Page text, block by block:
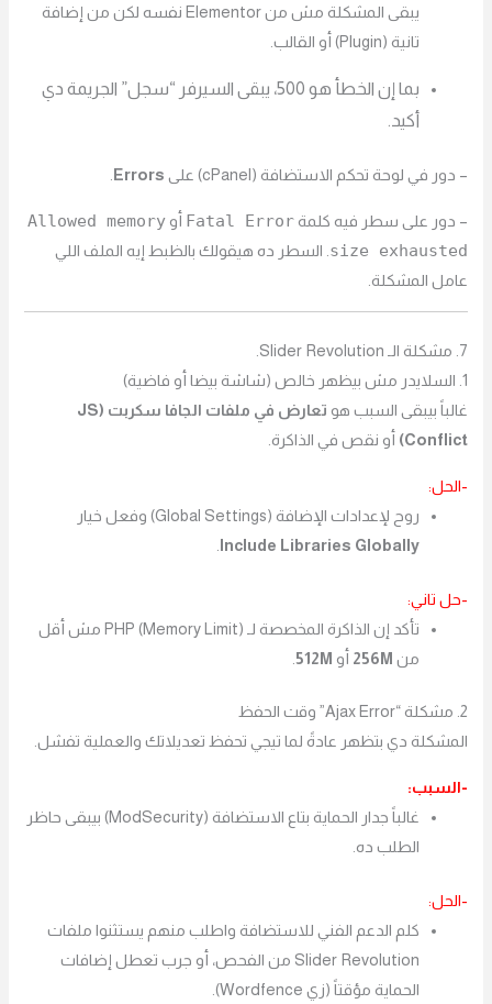
يبقى المشكلة مش من Elementor نفسه لكن من إضافة
تانية (Plugin) أو القالب.
بما إن الخطأ هو 500، يبقى السيرفر “سجل” الجريمة دي
أكيد.
– دور في لوحة تحكم الاستضافة (cPanel) على Errors
– دور على سطر فيه كلمةFatal Error أوAllowed memory
size exhausted . السطر ده هيقولك بالظبط إيه الملف اللي
عامل المشكلة.
7. مشكلة الـ Slider Revolution.
1. السلايدر مش بيظهر خالص (شاشة بيضا أو فاضية)
غالباً بيبقى السبب هو
تعارض في ملفات الجافا سكربت (JS
Conflict) أو نقص في الذاكرة.
-الحل:
روح لإعدادات الإضافة (Global Settings) وفعل خيار
Include Libraries Globally
-حل تاني:
تأكد إن الذاكرة المخصصة لـ PHP (Memory Limit) مش أقل
من 256M أو 512M
2. مشكلة “Ajax Error” وقت الحفظ
المشكلة دي بتظهر عادةً لما تيجي تحفظ تعديلاتك والعملية تفشل.
-السبب:
غالباً جدار الحماية بتاع الاستضافة (ModSecurity) بيبقى حاظر
الطلب ده.
-الحل:
كلم الدعم الفني للاستضافة واطلب منهم يستثنوا ملفات
Slider Revolution من الفحص، أو جرب تعطل إضافات
الحماية مؤقتاً (زي Wordfence).